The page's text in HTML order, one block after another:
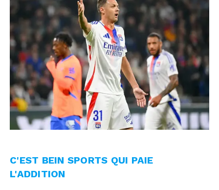
C'EST BEIN SPORTS QUI PAIE
L'ADDITION